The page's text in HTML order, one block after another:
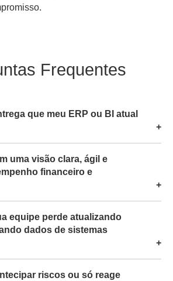
Frequentes
que meu ERP ou BI atual
uma visão clara, ágil e
financeiro e
equipe perde atualizando
dados de sistemas
riscos ou só reage